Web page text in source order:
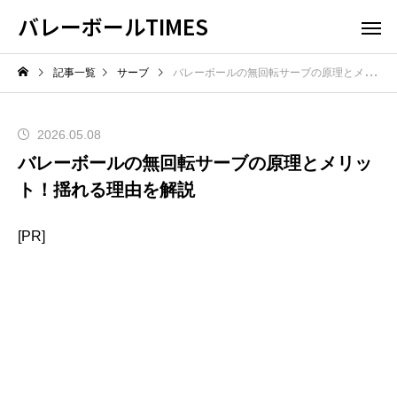
バレーボールTIMES
記事一覧 サーブ バレーボールの無回転サーブの原理とメリット！揺れる理由を解説
2026.05.08
バレーボールの無回転サーブの原理とメリッ
ト！揺れる理由を解説
[PR]